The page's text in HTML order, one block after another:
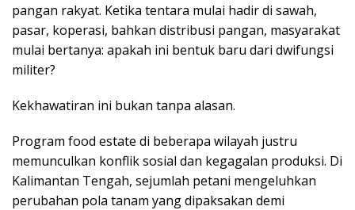
pangan rakyat. Ketika tentara mulai hadir di sawah,
pasar, koperasi, bahkan distribusi pangan, masyarakat
mulai bertanya: apakah ini bentuk baru dari dwifungsi
militer?
Kekhawatiran ini bukan tanpa alasan.
Program food estate di beberapa wilayah justru
memunculkan konflik sosial dan kegagalan produksi. Di
Kalimantan Tengah, sejumlah petani mengeluhkan
perubahan pola tanam yang dipaksakan demi